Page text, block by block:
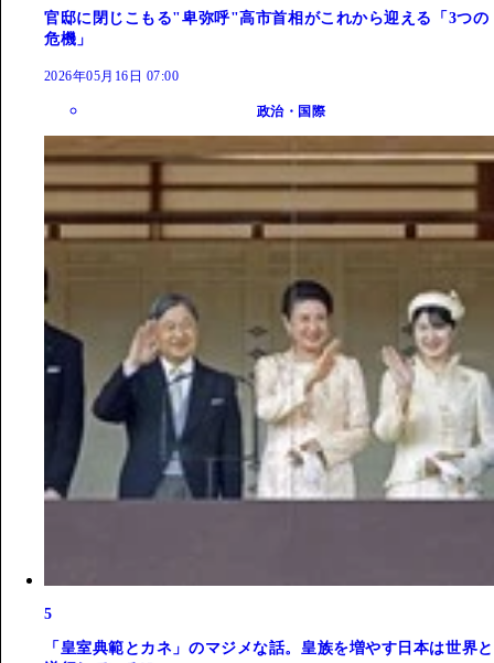
官邸に閉じこもる"卑弥呼"高市首相がこれから迎える「3つの
危機」
2026年05月16日 07:00
政治・国際
5
「皇室典範とカネ」のマジメな話。皇族を増やす日本は世界と